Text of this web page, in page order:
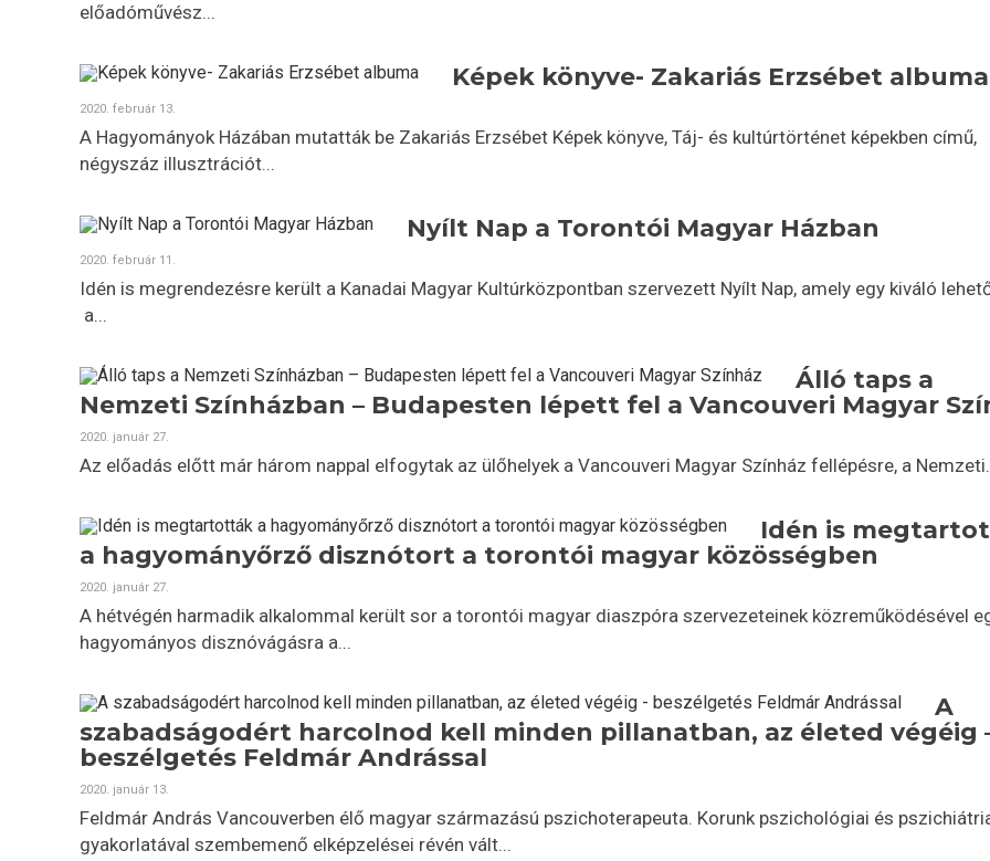
előadóművész...
Képek könyve- Zakariás Erzsébet albuma
2020. február 13.
A Hagyományok Házában mutatták be Zakariás Erzsébet Képek könyve, Táj- és kultúrtörténet képekben című,
négyszáz illusztrációt...
Nyílt Nap a Torontói Magyar Házban
2020. február 11.
Idén is megrendezésre került a Kanadai Magyar Kultúrközpontban szervezett Nyílt Nap, amely egy kiváló
a...
Álló taps a
Nemzeti Színházban – Budapesten lépett fel a Vancouveri Magyar
2020. január 27.
Az előadás előtt már három nappal elfogytak az ülőhelyek a Vancouveri Magyar Színház fellépésre, a
Idén is
a hagyományőrző disznótort a torontói magyar közösségben
2020. január 27.
A hétvégén harmadik alkalommal került sor a torontói magyar diaszpóra szervezeteinek közreműködésével
hagyományos disznóvágásra a...
A
szabadságodért harcolnod kell minden pillanatban, az életed végéig
beszélgetés Feldmár Andrással
2020. január 13.
Feldmár András Vancouverben élő magyar származású pszichoterapeuta. Korunk pszichológiai és
gyakorlatával szembemenő elképzelései révén vált...